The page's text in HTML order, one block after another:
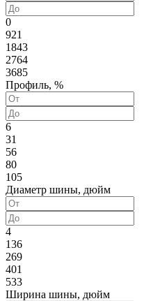
0
921
1843
2764
3685
Профиль, %
6
31
56
80
105
Диаметр шины, дюйм
4
136
269
401
533
Ширина шины, дюйм